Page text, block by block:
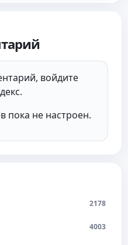
2178
4003
войдите
пока не настроен.